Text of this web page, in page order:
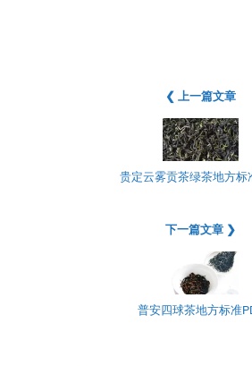
❮ 上一篇文章
贵定云雾贡茶绿茶地方标
下一篇文章 ❯
普安四球茶地方标准